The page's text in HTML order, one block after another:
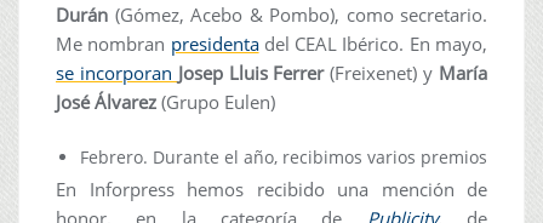
Durán (Gómez, Acebo & Pombo), como secretario.
Me nombran presidentadel CEAL Ibérico. En mayo,
se incorporan Josep Lluis Ferrer(Freixenet) y María
José Álvarez (Grupo Eulen)
Febrero. Durante el año, recibimos varios premios
En Inforpress hemos recibido una mención de
honor, en la categoría de Publicity, de